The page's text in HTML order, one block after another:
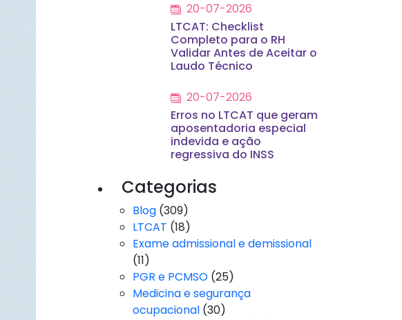
20-07-2026
LTCAT: Checklist
Completo para o RH
Validar Antes de Aceitar o
Laudo Técnico
20-07-2026
Erros no LTCAT que geram
aposentadoria especial
indevida e ação
regressiva do INSS
Categorias
Blog (309)
LTCAT (18)
Exame admissional e demissional
(11)
PGR e PCMSO (25)
Medicina e segurança
ocupacional (30)